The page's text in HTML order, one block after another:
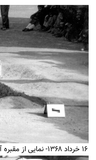
۱۶ خرداد ۱۳۶۸- نمایی از مقبره آماده‌شده برای امام خمینی در بهشت زهرا